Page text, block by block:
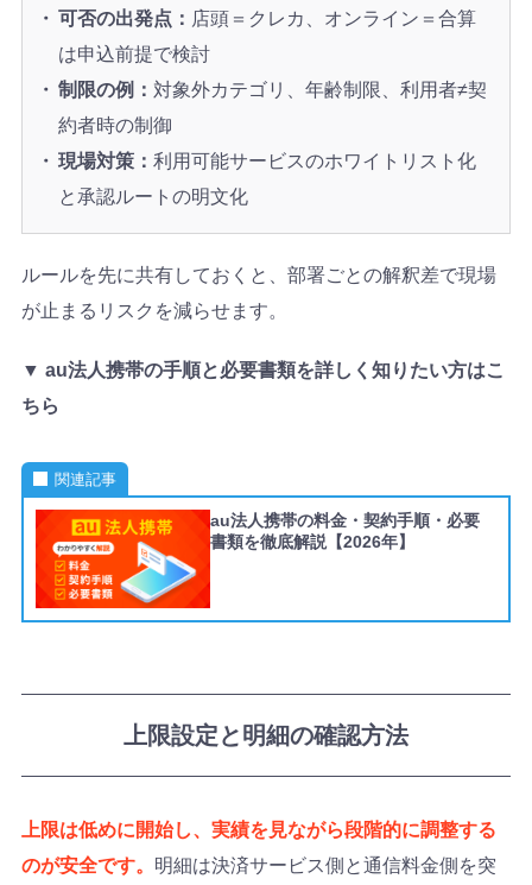
可否の出発点： 店頭＝クレカ、オンライン＝合算
は申込前提で検討
制限の例： 対象外カテゴリ、年齢制限、利用者≠契
約者時の制御
現場対策： 利用可能サービスのホワイトリスト化
と承認ルートの明文化
ルールを先に共有しておくと、部署ごとの解釈差で現場
が止まるリスクを減らせます。
▼ au法人携帯の手順と必要書類を詳しく知りたい方はこ
ちら
関連記事
au法人携帯の料金・契約手順・必要
書類を徹底解説【2026年】
上限設定と明細の確認方法
上限は低めに開始し、実績を見ながら段階的に調整する
のが安全です。 明細は決済サービス側と通信料金側を突